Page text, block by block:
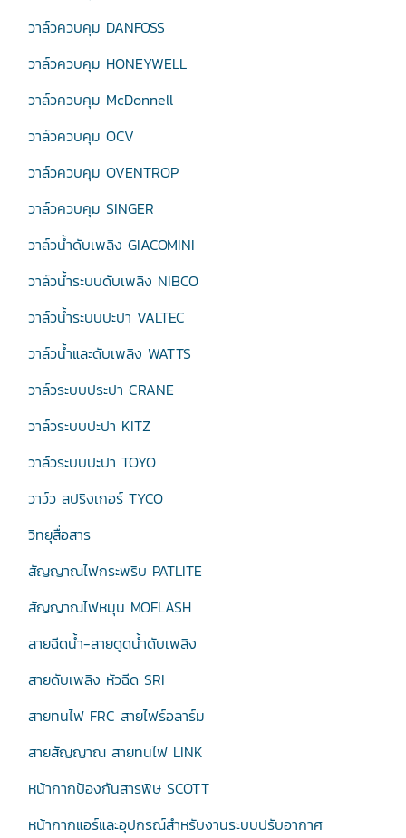
วาล์วควบคุม DANFOSS
วาล์วควบคุม HONEYWELL
วาล์วควบคุม McDonnell
วาล์วควบคุม OCV
วาล์วควบคุม OVENTROP
วาล์วควบคุม SINGER
วาล์วน้ำดับเพลิง GIACOMINI
วาล์วน้ำระบบดับเพลิง NIBCO
วาล์วน้ำระบบปะปา VALTEC
วาล์วน้ำและดับเพลิง WATTS
วาล์วระบบประปา CRANE
วาล์วระบบปะปา KITZ
วาล์วระบบปะปา TOYO
วาว์ว สปริงเกอร์ TYCO
วิทยุสื่อสาร
สัญญาณไฟกระพริบ PATLITE
สัญญาณไฟหมุน MOFLASH
สายฉีดน้ำ-สายดูดน้ำดับเพลิง
สายดับเพลิง หัวฉีด SRI
สายทนไฟ FRC สายไฟร์อลาร์ม
สายสัญญาณ สายทนไฟ LINK
หน้ากากป้องกันสารพิษ SCOTT
หน้ากากแอร์และอุปกรณ์สำหรับงานระบบปรับอากาศ